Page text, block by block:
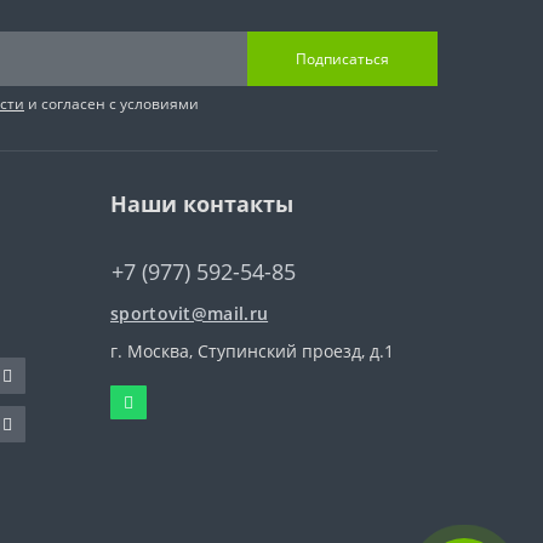
Подписаться
и согласен с условиями
Наши контакты
+7 (977) 592-54-85
sportovit@mail.ru
г. Москва, Ступинский проезд, д.1